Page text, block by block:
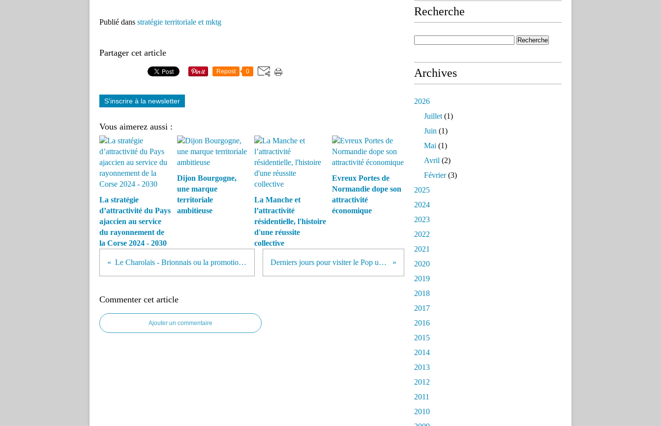
Publié dans stratégie territoriale et mktg
Partager cet article
Repost 0
S'inscrire à la newsletter
Vous aimerez aussi :
La stratégie
d’attractivité du Pays
ajaccien au service
du rayonnement de
la Corse 2024 - 2030
Dijon Bourgogne,
une marque
territoriale
ambitieuse
La Manche et
l’attractivité
résidentielle, l'histoire
d'une réussite
collective
Evreux Portes de
Normandie dope son
attractivité
économique
Le Charolais - Brionnais ou la promotion d'une destination economique Derniers jours pour visiter le Pop up Store de l'Auvergne à Paris
Commenter cet article
Ajouter un commentaire
Recherche
Archives
2026
Juillet (1)
Juin (1)
Mai (1)
Avril (2)
Février(3)
2025
2024
2023
2022
2021
2020
2019
2018
2017
2016
2015
2014
2013
2012
2011
2010